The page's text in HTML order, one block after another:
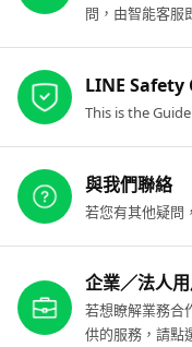
問，由智能客服
LINE Safety
This is the
與我們聯絡
若您有其他疑問
企業／法人
若想瞭解業務合
供的服務，請點